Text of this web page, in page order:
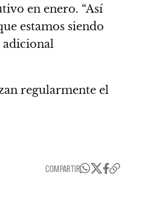
en enero. “Así
estamos siendo
adicional
regularmente el
COMPARTIR